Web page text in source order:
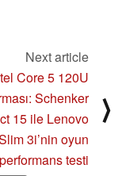
Next article
Core 5 120U
Schenker
15 ile Lenovo
3i’nin oyun
performans testi
⟩